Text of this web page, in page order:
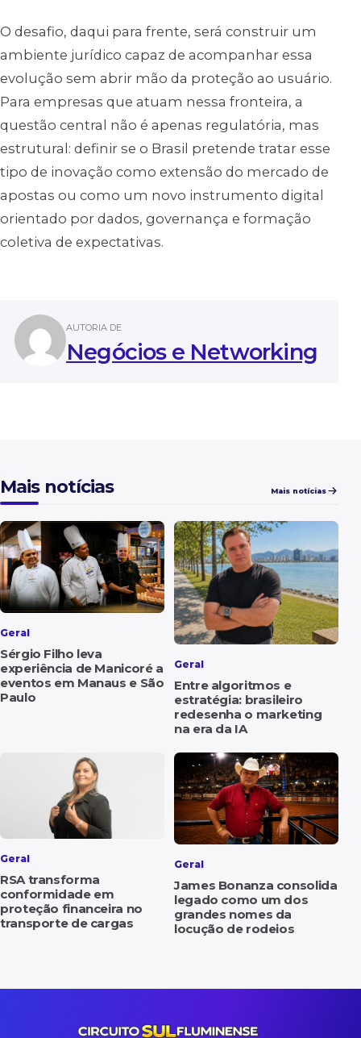
O desafio, daqui para frente, será construir um
ambiente jurídico capaz de acompanhar essa
evolução sem abrir mão da proteção ao usuário.
Para empresas que atuam nessa fronteira, a
questão central não é apenas regulatória, mas
estrutural: definir se o Brasil pretende tratar esse
tipo de inovação como extensão do mercado de
apostas ou como um novo instrumento digital
orientado por dados, governança e formação
coletiva de expectativas.
AUTORIA DE
Negócios e Networking
Mais notícias Mais notícias
Geral
Sérgio Filho leva
experiência de Manicoré a
eventos em Manaus e São
Paulo
Geral
Entre algoritmos e
estratégia: brasileiro
redesenha o marketing
na era da IA
Geral
RSA transforma
conformidade em
proteção financeira no
transporte de cargas
Geral
James Bonanza consolida
legado como um dos
grandes nomes da
locução de rodeios